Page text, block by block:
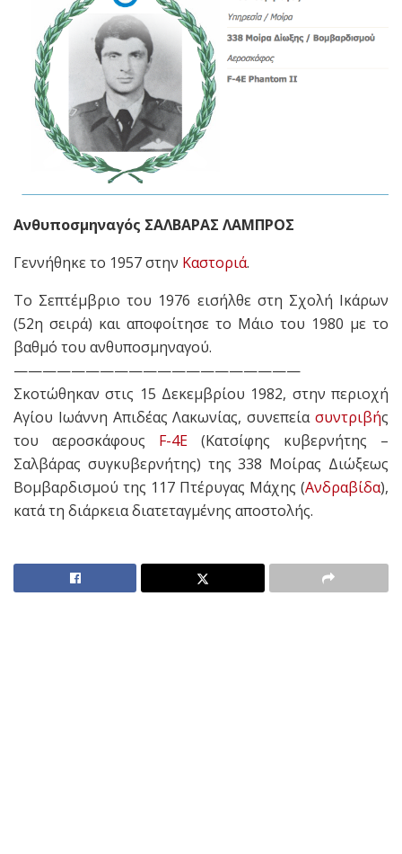
Ανθυποσμηναγός ΣΑΛΒΑΡΑΣ ΛΑΜΠΡΟΣ
Γεννήθηκε το 1957 στην Καστοριά.
Το Σεπτέμβριο του 1976 εισήλθε στη Σχολή Ικάρων
(52η σειρά) και αποφοίτησε το Μάιο του 1980 με το
βαθμό του ανθυποσμηναγού.
————————————————————
Σκοτώθηκαν στις 15 Δεκεμβρίου 1982, στην περιοχή
Αγίου Ιωάννη Απιδέας Λακωνίας, συνεπεία συντριβής
του αεροσκάφους F-4E (Κατσίφης κυβερνήτης –
Σαλβάρας συγκυβερνήτης) της 338 Μοίρας Διώξεως
Βομβαρδισμού της 117 Πτέρυγας Μάχης (Ανδραβίδα),
κατά τη διάρκεια διατεταγμένης αποστολής.